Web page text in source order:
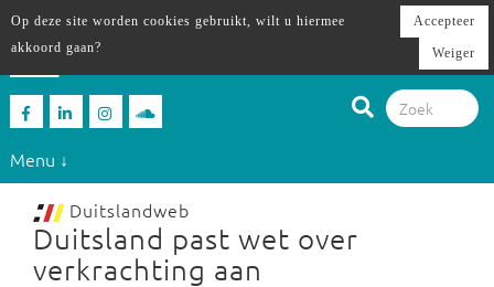
Menu ↓
Duitslandweb
Duitsland past wet over
verkrachting aan
Op deze site worden cookies gebruikt, wilt u hiermee
akkoord gaan?
Accepteer
Weiger